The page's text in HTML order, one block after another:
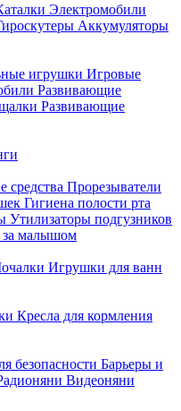
Электромобили
Аккумуляторы
игрушки Игровые
Развивающие
Развивающие
средства Прорезыватели
Гигиена полости рта
Утилизаторы подгузников
за малышом
Игрушки для ванн
Кресла для кормления
безопасности Барьеры и
Видеоняни